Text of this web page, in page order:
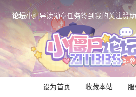
论坛小组导读勋章任务签到我的关注赞
设为首页 收藏本站